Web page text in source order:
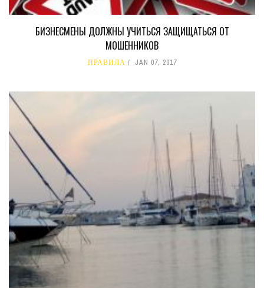
БИЗНЕСМЕНЫ ДОЛЖНЫ УЧИТЬСЯ ЗАЩИЩАТЬСЯ ОТ
МОШЕННИКОВ
ПРАВИЛА JAN 07, 2017